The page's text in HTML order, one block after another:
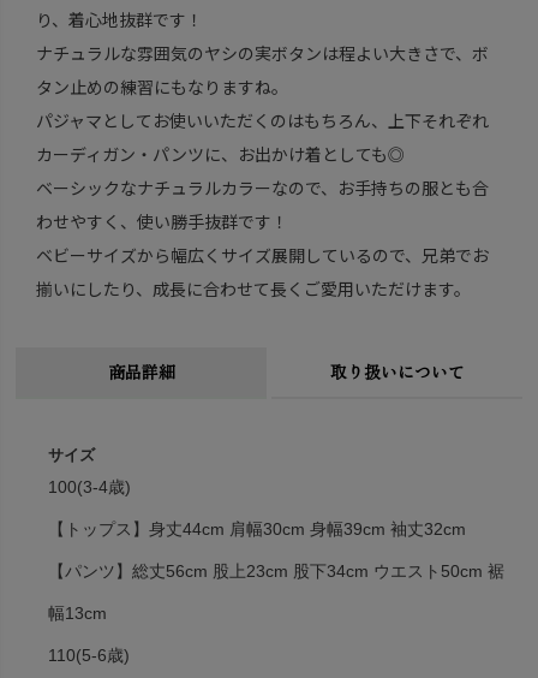
り、着心地抜群です！
ナチュラルな雰囲気のヤシの実ボタンは程よい大きさで、ボ
タン止めの練習にもなりますね。
パジャマとしてお使いいただくのはもちろん、上下それぞれ
カーディガン・パンツに、お出かけ着としても◎
ベーシックなナチュラルカラーなので、お手持ちの服とも合
わせやすく、使い勝手抜群です！
ベビーサイズから幅広くサイズ展開しているので、兄弟でお
揃いにしたり、成長に合わせて長くご愛用いただけます。
商品詳細 取り扱いについて
サイズ
100(3-4歳)
【トップス】身丈44cm 肩幅30cm 身幅39cm 袖丈32cm
【パンツ】総丈56cm 股上23cm 股下34cm ウエスト50cm 裾
幅13cm
110(5-6歳)